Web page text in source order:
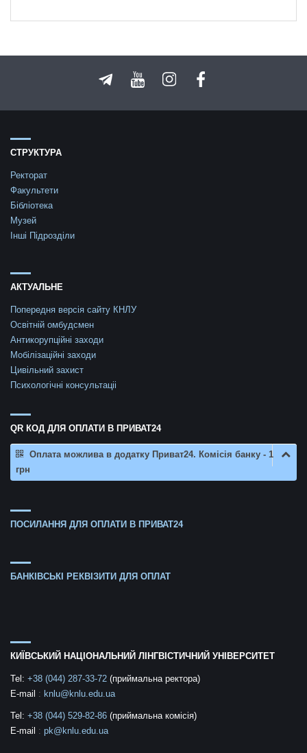
СТРУКТУРА
Ректорат
Факультети
Бібліотека
Музей
Інші Підрозділи
АКТУАЛЬНЕ
Попередня версія сайту КНЛУ
Освітній омбудсмен
Антикорупційні заходи
Мобілізаційні заходи
Цивільний захист
Психологічні консультаціі
QR КОД ДЛЯ ОПЛАТИ В ПРИВАТ24
Оплата можлива в додатку Приват24. Комісія банку - 1
грн
ПОСИЛАННЯ ДЛЯ ОПЛАТИ В ПРИВАТ24
БАНКІВСЬКІ РЕКВІЗИТИ ДЛЯ ОПЛАТ
КИЇВСЬКИЙ НАЦІОНАЛЬНИЙ ЛІНГВІСТИЧНИЙ УНІВЕРСИТЕТ
Tel: +38 (044) 287-33-72 (приймальна ректора)
E-mail : knlu@knlu.edu.ua
Tel: +38 (044) 529-82-86 (приймальна комісія)
E-mail : pk@knlu.edu.ua